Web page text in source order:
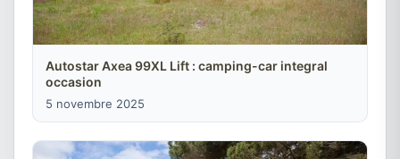
Autostar Axea 99XL Lift : camping-car integral
occasion
5 novembre 2025